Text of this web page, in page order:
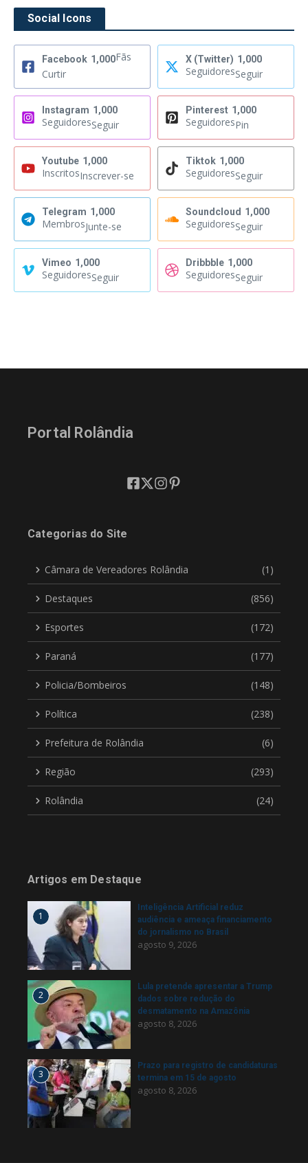
Social Icons
Facebook 1,000Fãs
Curtir
X (Twitter) 1,000
SeguidoresSeguir
Instagram 1,000
SeguidoresSeguir
Pinterest 1,000
SeguidoresPin
Youtube 1,000
InscritosInscrever-se
Tiktok 1,000
SeguidoresSeguir
Telegram 1,000
MembrosJunte-se
Soundcloud 1,000
SeguidoresSeguir
Vimeo 1,000
SeguidoresSeguir
Dribbble 1,000
SeguidoresSeguir
Portal Rolândia
Categorias do Site
Câmara de Vereadores Rolândia (1)
Destaques (856)
Esportes (172)
Paraná (177)
Policia/Bombeiros (148)
Política (238)
Prefeitura de Rolândia (6)
Região (293)
Rolândia (24)
Artigos em Destaque
1
Inteligência Artificial reduz
audiência e ameaça financiamento
do jornalismo no Brasil
agosto 9, 2026
2
Lula pretende apresentar a Trump
dados sobre redução do
desmatamento na Amazônia
agosto 8, 2026
3
Prazo para registro de candidaturas
termina em 15 de agosto
agosto 8, 2026